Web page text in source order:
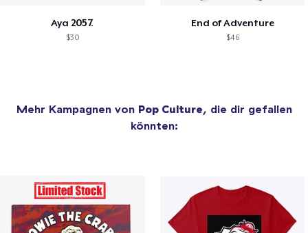
Aya 2057.
$30
End of Adventure
$46
Mehr Kampagnen von Pop Culture, die dir gefallen
könnten: